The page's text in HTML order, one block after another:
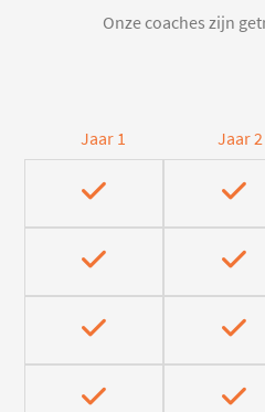
Onze coaches zijn
Jaar 1 Jaar 2